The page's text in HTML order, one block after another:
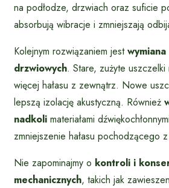
na podłodze, drzwiach oraz suficie
absorbują wibracje i zmniejszają
Kolejnym rozwiązaniem jest
drzwiowych. Stare, zużyte
więcej hałasu z zewnątrz. Nowe
lepszą izolację akustyczną. Również
nadkoli materiałami
zmniejszenie hałasu pochodzącego
Nie zapominajmy o kontroli i
mechanicznych, takich jak